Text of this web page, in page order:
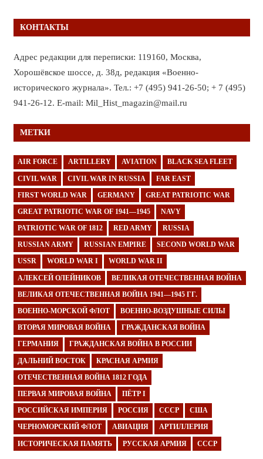
КОНТАКТЫ
Адрес редакции для переписки: 119160, Москва,
Хорошёвское шоссе, д. 38д, редакция «Военно-
исторического журнала». Тел.: +7 (495) 941-26-50; + 7 (495)
941-26-12. E-mail: Mil_Hist_magazin@mail.ru
МЕТКИ
AIR FORCE ARTILLERY AVIATION BLACK SEA FLEET
CIVIL WAR CIVIL WAR IN RUSSIA FAR EAST
FIRST WORLD WAR GERMANY GREAT PATRIOTIC WAR
GREAT PATRIOTIC WAR OF 1941—1945 NAVY
PATRIOTIC WAR OF 1812 RED ARMY RUSSIA
RUSSIAN ARMY RUSSIAN EMPIRE SECOND WORLD WAR
USSR WORLD WAR I WORLD WAR II
АЛЕКСЕЙ ОЛЕЙНИКОВ ВЕЛИКАЯ ОТЕЧЕСТВЕННАЯ ВОЙНА
ВЕЛИКАЯ ОТЕЧЕСТВЕННАЯ ВОЙНА 1941—1945 ГГ.
ВОЕННО-МОРСКОЙ ФЛОТ ВОЕННО-ВОЗДУШНЫЕ СИЛЫ
ВТОРАЯ МИРОВАЯ ВОЙНА ГРАЖДАНСКАЯ ВОЙНА
ГЕРМАНИЯ ГРАЖДАНСКАЯ ВОЙНА В РОССИИ
ДАЛЬНИЙ ВОСТОК КРАСНАЯ АРМИЯ
ОТЕЧЕСТВЕННАЯ ВОЙНА 1812 ГОДА
ПЕРВАЯ МИРОВАЯ ВОЙНА ПЁТР I
РОССИЙСКАЯ ИМПЕРИЯ РОССИЯ СССР США
ЧЕРНОМОРСКИЙ ФЛОТ АВИАЦИЯ АРТИЛЛЕРИЯ
ИСТОРИЧЕСКАЯ ПАМЯТЬ РУССКАЯ АРМИЯ СССР